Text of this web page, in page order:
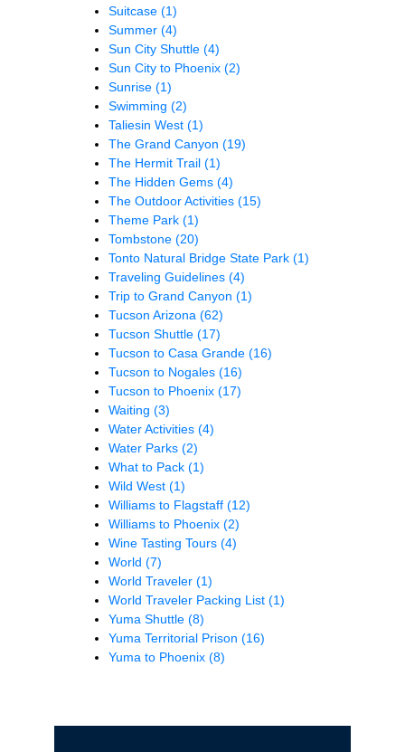
Suitcase (1)
Summer (4)
Sun City Shuttle (4)
Sun City to Phoenix (2)
Sunrise (1)
Swimming (2)
Taliesin West (1)
The Grand Canyon (19)
The Hermit Trail (1)
The Hidden Gems (4)
The Outdoor Activities (15)
Theme Park (1)
Tombstone (20)
Tonto Natural Bridge State Park (1)
Traveling Guidelines (4)
Trip to Grand Canyon (1)
Tucson Arizona (62)
Tucson Shuttle (17)
Tucson to Casa Grande (16)
Tucson to Nogales (16)
Tucson to Phoenix (17)
Waiting (3)
Water Activities (4)
Water Parks (2)
What to Pack (1)
Wild West (1)
Williams to Flagstaff (12)
Williams to Phoenix (2)
Wine Tasting Tours (4)
World (7)
World Traveler (1)
World Traveler Packing List (1)
Yuma Shuttle (8)
Yuma Territorial Prison (16)
Yuma to Phoenix (8)